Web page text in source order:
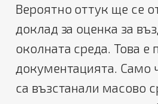
Вероятно оттук ще се
доклад за оценка за
околната среда. Това е
документацията. Само
са възстанали масово